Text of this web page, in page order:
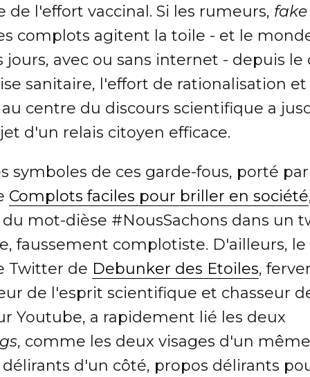
de l'effort vaccinal. Si les rumeurs,
complots agitent la toile - et le
jours, avec ou sans internet - depuis
sanitaire, l'effort de rationalisation
centre du discours scientifique a
d'un relais citoyen efficace.
symboles de ces garde-fous, porté
Complots faciles pour briller en société
mot-dièse #NousSachons dans un
faussement complotiste. D'ailleurs, le
Twitter de Debunker des Etoiles,
de l'esprit scientifique et chasseur
Youtube, a rapidement lié les deux
, comme les deux visages d'un
d'un côté, propos délirants